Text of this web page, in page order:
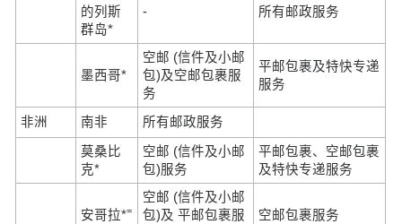
的列斯
群岛*
- 所有邮政服务
墨西哥*
空邮 (信件及小邮
包)及空邮包裹服
务
平邮包裹及特快专递
服务
非洲 南非 所有邮政服务
莫桑比
克*
空邮 (信件及小邮
包)服务
平邮包裹、空邮包裹
及特快专递服务
安哥拉*=
空邮 (信件及小邮
包)及 平邮包裹服
空邮包裹服务